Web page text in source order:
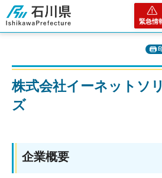
石川県
緊急情
株式会社イーネットソ
ズ
企業概要